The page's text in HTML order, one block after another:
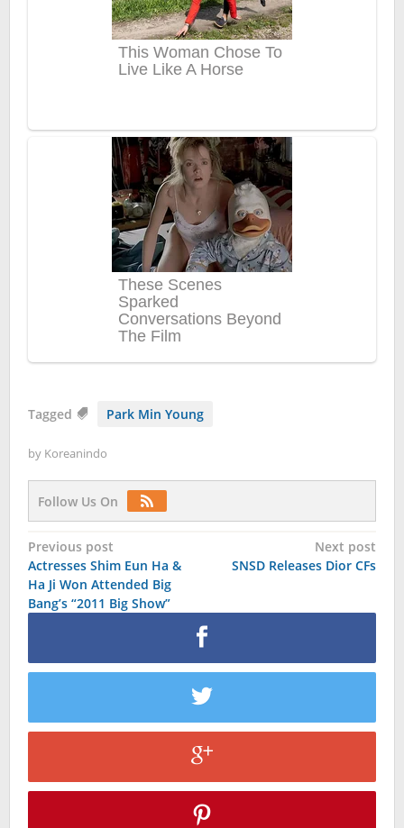
Tagged Park Min Young
by Koreanindo
Follow Us On
Post
navigation
Previous post
Actresses Shim Eun Ha &
Ha Ji Won Attended Big
Bang’s “2011 Big Show”
Next post
SNSD Releases Dior CFs